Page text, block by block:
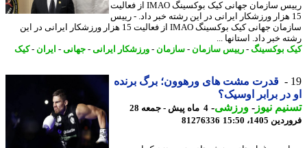
رییس سازمان جهانی کیک بوکسینگ IMAO از فعالیت
هزار ورزشکار ایرانی در این رشته خبر داد. - رییس
سازمان جهانی کیک بوکسینگ IMAO از فعالیت 15 هزار ورزشکار ایرانی در این
خبر داد. استانها ...
بوکسینگ-رییس سازمان -سازمان -ورزشکار ایرانی- جهانی-ایران - کیک
قدرت مشت های ورهوون؛ برگ برنده
برابر اوسیک؟
نیوز-ورزشی-
4 ماه پیش - جمعه 28
1405، 15:50
81276336